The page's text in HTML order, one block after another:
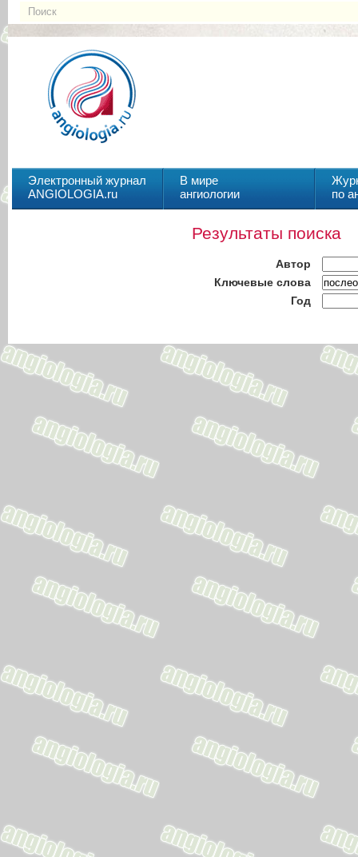
Электронный журнал
ANGIOLOGIA.ru
В мире
ангиологии
по
Результаты поиска
Автор
Ключевые слова
Год